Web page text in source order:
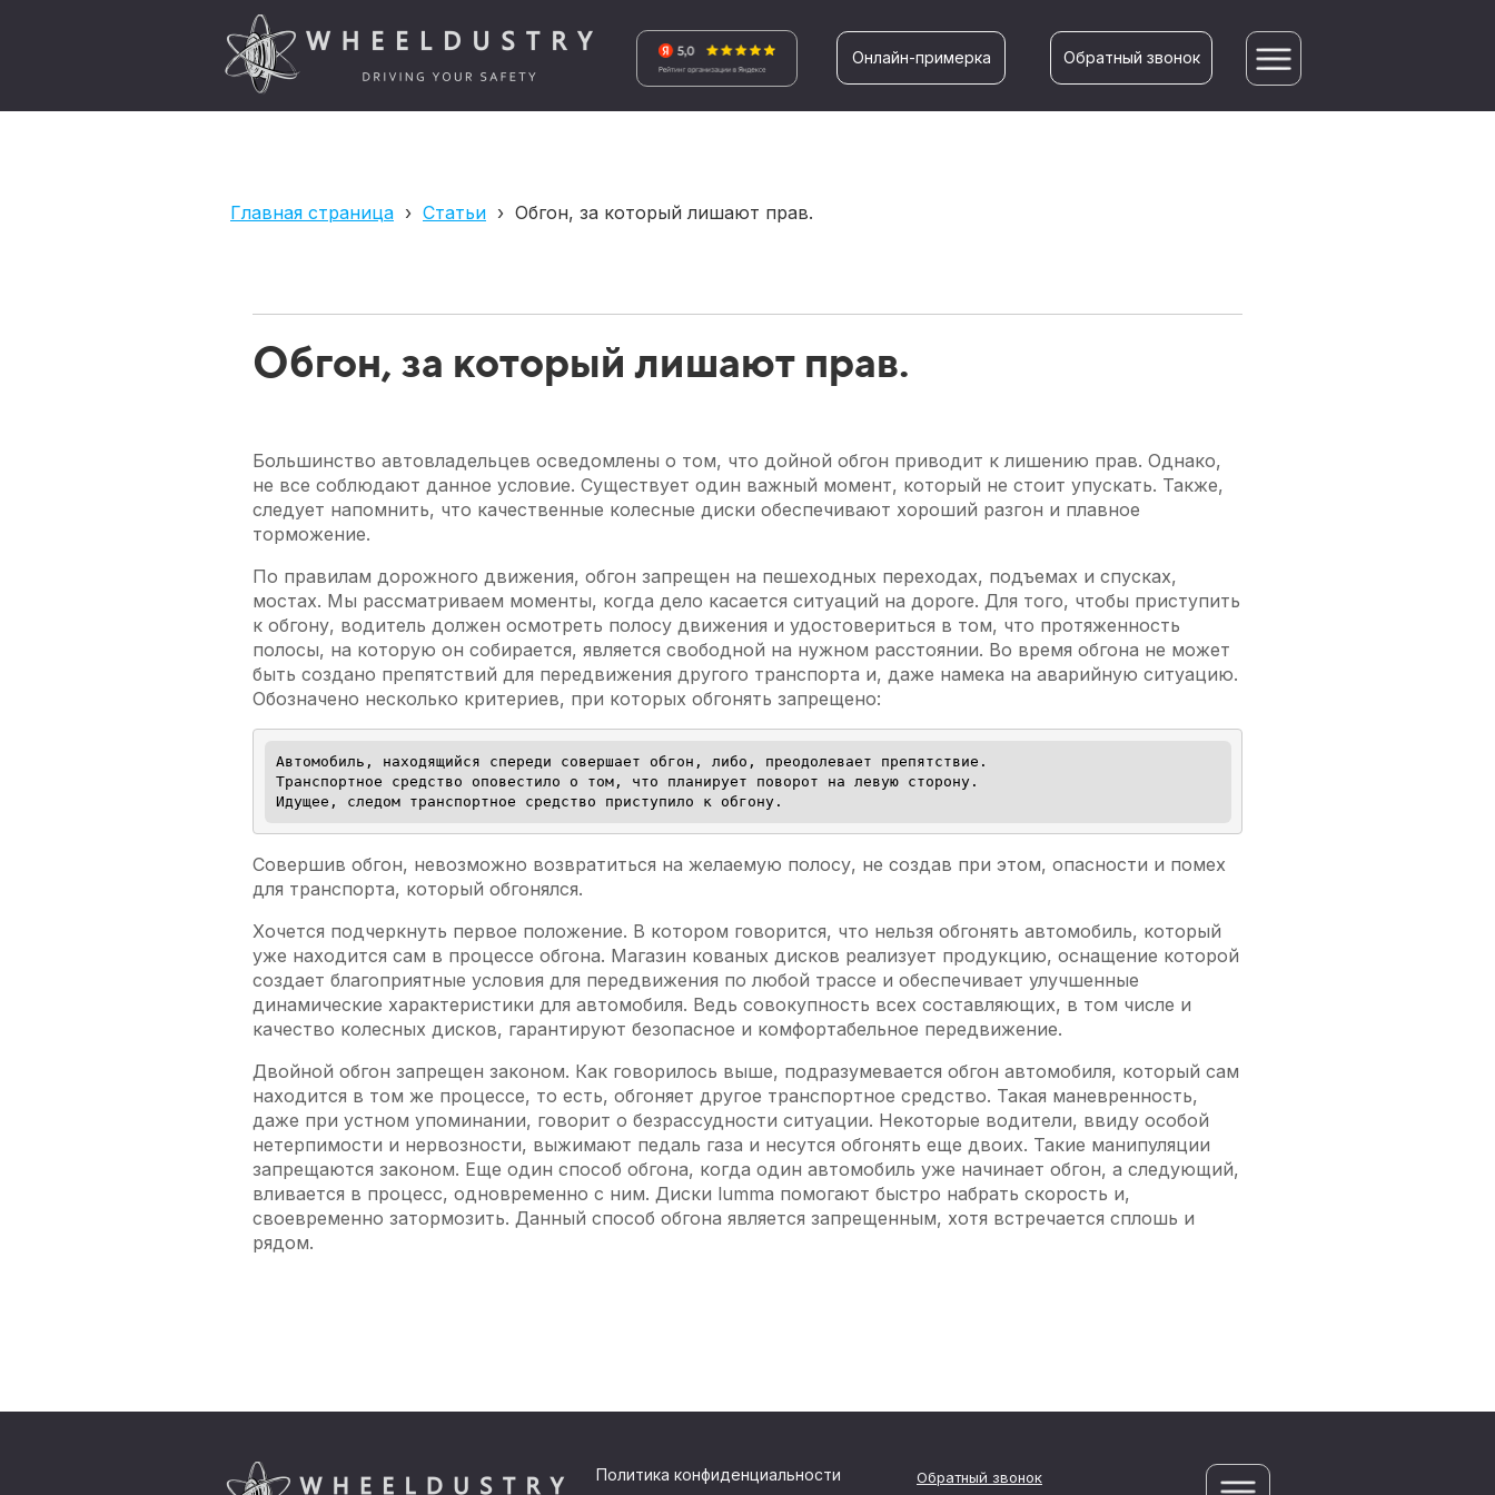
Онлайн-примерка Обратный звонок
Главная страница › Статьи › Обгон, за который лишают прав.
Обгон, за который лишают прав.
Большинство автовладельцев осведомлены о том, что дойной обгон приводит к лишению прав. Однако,
не все соблюдают данное условие. Существует один важный момент, который не стоит упускать. Также,
следует напомнить, что качественные колесные диски обеспечивают хороший разгон и плавное
торможение.
По правилам дорожного движения, обгон запрещен на пешеходных переходах, подъемах и спусках,
мостах. Мы рассматриваем моменты, когда дело касается ситуаций на дороге. Для того, чтобы приступить
к обгону, водитель должен осмотреть полосу движения и удостовериться в том, что протяженность
полосы, на которую он собирается, является свободной на нужном расстоянии. Во время обгона не может
быть создано препятствий для передвижения другого транспорта и, даже намека на аварийную ситуацию.
Обозначено несколько критериев, при которых обгонять запрещено:
Автомобиль, находящийся спереди совершает обгон, либо, преодолевает препятствие.
Транспортное средство оповестило о том, что планирует поворот на левую сторону.
Идущее, следом транспортное средство приступило к обгону.
Совершив обгон, невозможно возвратиться на желаемую полосу, не создав при этом, опасности и помех
для транспорта, который обгонялся.
Хочется подчеркнуть первое положение. В котором говорится, что нельзя обгонять автомобиль, который
уже находится сам в процессе обгона. Магазин кованых дисков реализует продукцию, оснащение которой
создает благоприятные условия для передвижения по любой трассе и обеспечивает улучшенные
динамические характеристики для автомобиля. Ведь совокупность всех составляющих, в том числе и
качество колесных дисков, гарантируют безопасное и комфортабельное передвижение.
Двойной обгон запрещен законом. Как говорилось выше, подразумевается обгон автомобиля, который сам
находится в том же процессе, то есть, обгоняет другое транспортное средство. Такая маневренность,
даже при устном упоминании, говорит о безрассудности ситуации. Некоторые водители, ввиду особой
нетерпимости и нервозности, выжимают педаль газа и несутся обгонять еще двоих. Такие манипуляции
запрещаются законом. Еще один способ обгона, когда один автомобиль уже начинает обгон, а следующий,
вливается в процесс, одновременно с ним. Диски lumma помогают быстро набрать скорость и,
своевременно затормозить. Данный способ обгона является запрещенным, хотя встречается сплошь и
рядом.
Политика конфиденциальности Обратный звонок